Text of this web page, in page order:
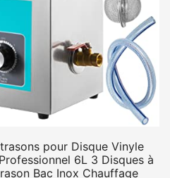
pour Disque Vinyle
6L 3 Disques à
Bac Inox Chauffage